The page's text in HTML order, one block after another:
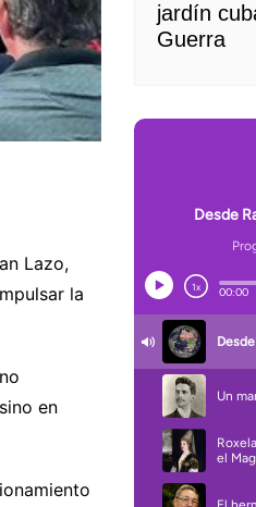
Lazo,
la
en
jardín
Guerra